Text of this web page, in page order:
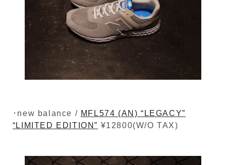
･new balance / MFL574 (AN) “LEGACY”
“LIMITED EDITION” ¥12800(W/O TAX)